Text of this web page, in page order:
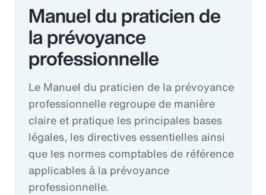
Manuel du praticien de
la prévoyance
professionnelle
Le Manuel du praticien de la prévoyance
professionnelle regroupe de manière
claire et pratique les principales bases
légales, les directives essentielles ainsi
que les normes comptables de référence
applicables à la prévoyance
professionnelle.